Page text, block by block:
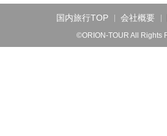
国内旅行TOP 会社概要
©ORION-TOUR All Rights